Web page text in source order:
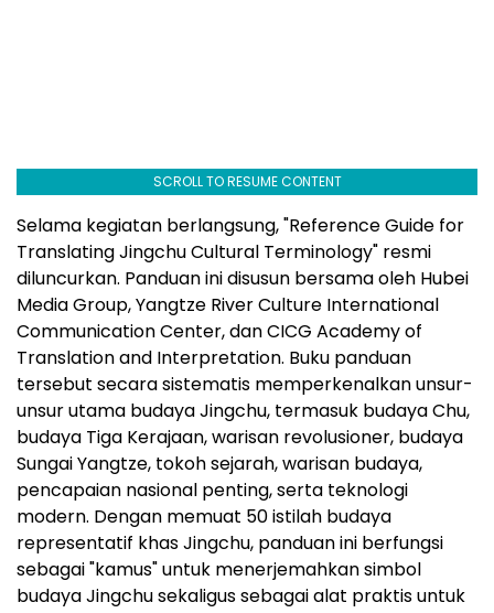
SCROLL TO RESUME CONTENT
Selama kegiatan berlangsung, "Reference Guide for
Translating Jingchu Cultural Terminology" resmi
diluncurkan. Panduan ini disusun bersama oleh Hubei
Media Group, Yangtze River Culture International
Communication Center, dan CICG Academy of
Translation and Interpretation. Buku panduan
tersebut secara sistematis memperkenalkan unsur-
unsur utama budaya Jingchu, termasuk budaya Chu,
budaya Tiga Kerajaan, warisan revolusioner, budaya
Sungai Yangtze, tokoh sejarah, warisan budaya,
pencapaian nasional penting, serta teknologi
modern. Dengan memuat 50 istilah budaya
representatif khas Jingchu, panduan ini berfungsi
sebagai "kamus" untuk menerjemahkan simbol
budaya Jingchu sekaligus sebagai alat praktis untuk